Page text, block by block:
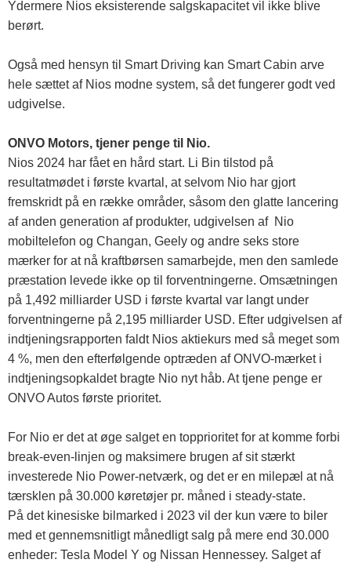
Ydermere Nios eksisterende salgskapacitet vil ikke blive
berørt.
Også med hensyn til Smart Driving kan Smart Cabin arve
hele sættet af Nios modne system, så det fungerer godt ved
udgivelse.
ONVO Motors, tjener penge til Nio.
Nios 2024 har fået en hård start. Li Bin tilstod på
resultatmødet i første kvartal, at selvom Nio har gjort
fremskridt på en række områder, såsom den glatte lancering
af anden generation af produkter, udgivelsen af ​​ Nio
mobiltelefon og Changan, Geely og andre seks store
mærker for at nå kraftbørsen samarbejde, men den samlede
præstation levede ikke op til forventningerne. Omsætningen
på 1,492 milliarder USD i første kvartal var langt under
forventningerne på 2,195 milliarder USD. Efter udgivelsen af
​​indtjeningsrapporten faldt Nios aktiekurs med så meget som
4 %, men den efterfølgende optræden af ​​ONVO-mærket i
indtjeningsopkaldet bragte Nio nyt håb. At tjene penge er
ONVO Autos første prioritet.
For Nio er det at øge salget en topprioritet for at komme forbi
break-even-linjen og maksimere brugen af ​​sit stærkt
investerede Nio Power-netværk, og det er en milepæl at nå
tærsklen på 30.000 køretøjer pr. måned i steady-state.
På det kinesiske bilmarked i 2023 vil der kun være to biler
med et gennemsnitligt månedligt salg på mere end 30.000
enheder: Tesla Model Y og Nissan Hennessey. Salget af